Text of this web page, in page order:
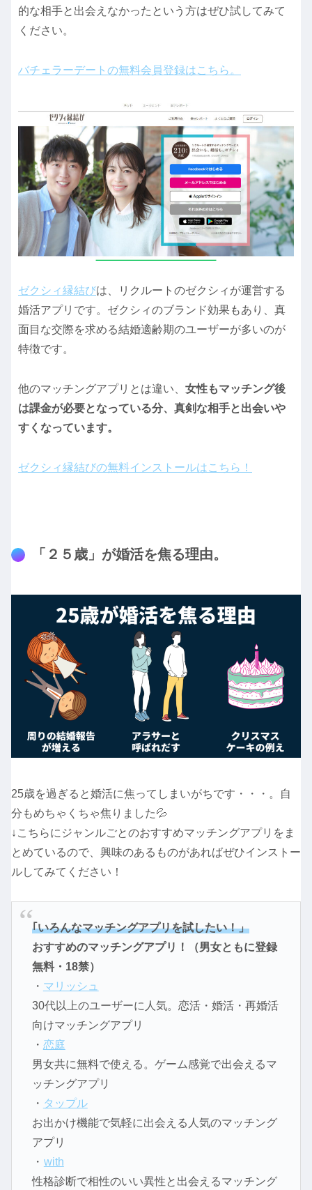
的な相手と出会えなかったという方はぜひ試してみて
ください。
バチェラーデートの無料会員登録はこちら。
ゼクシィ縁結びは、リクルートのゼクシィが運営する
婚活アプリです。ゼクシィのブランド効果もあり、真
面目な交際を求める結婚適齢期のユーザーが多いのが
特徴です。
他のマッチングアプリとは違い、 女性もマッチング後
は課金が必要となっている分、真剣な相手と出会いや
すくなっています。
ゼクシィ縁結びの無料インストールはこちら！
「２５歳」が婚活を焦る理由。
25歳を過ぎると婚活に焦ってしまいがちです・・・。自
分もめちゃくちゃ焦りました💦
↓こちらにジャンルごとのおすすめマッチングアプリをま
とめているので、興味のあるものがあればぜひインストー
ルしてみてください！
｢いろんなマッチングアプリを試したい！」
おすすめのマッチングアプリ！（男女ともに登録
無料・18禁）
・ マリッシュ
30代以上のユーザーに人気。恋活・婚活・再婚活
向けマッチングアプリ
・ 恋庭
男女共に無料で使える。ゲーム感覚で出会えるマ
ッチングアプリ
・ タップル
お出かけ機能で気軽に出会える人気のマッチング
アプリ
・ with
性格診断で相性のいい異性と出会えるマッチング